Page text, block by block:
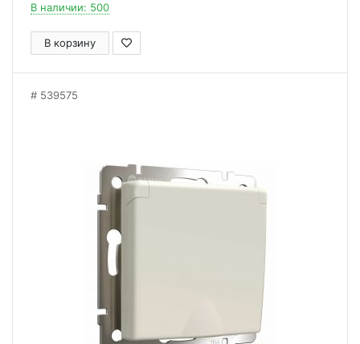
В наличии: 500
В корзину
539575